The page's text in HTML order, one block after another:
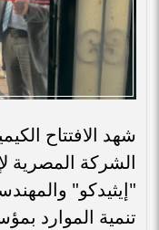
شهد الافتتاح
الشركة المصرية
"إيثيدكو"
تنمية الموارد